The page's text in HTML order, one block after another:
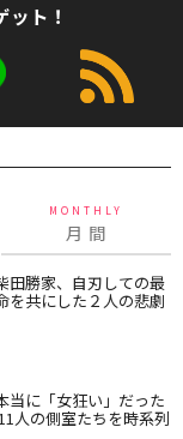
ト！
MONTHLY
月 間
田勝家、自刃しての最
共にした２人の悲劇
当に「女狂い」だった
人の側室たちを時系列